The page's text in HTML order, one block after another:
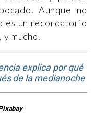
Aunque no
es un recordatorio
mucho.
explica por qué
de la medianoche